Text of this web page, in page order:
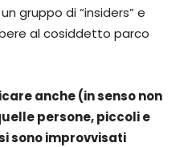
gruppo di “insiders” e
al cosiddetto parco
anche (in senso non
persone, piccoli e
sono improvvisati